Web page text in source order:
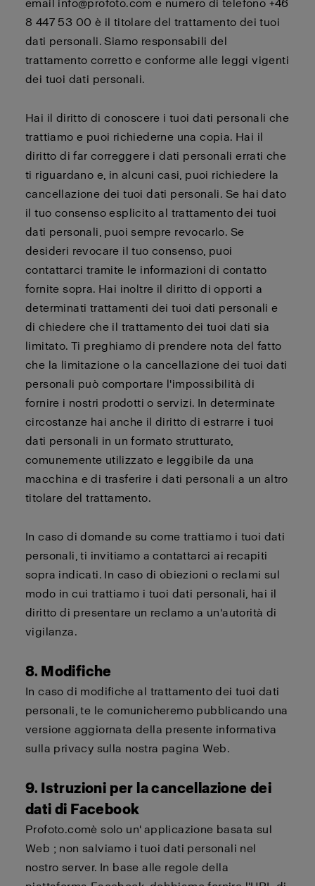
email info@profoto.com e numero di telefono +46
8 447 53 00 è il titolare del trattamento dei tuoi
dati personali. Siamo responsabili del
trattamento corretto e conforme alle leggi vigenti
dei tuoi dati personali.
Hai il diritto di conoscere i tuoi dati personali che
trattiamo e puoi richiederne una copia. Hai il
diritto di far correggere i dati personali errati che
ti riguardano e, in alcuni casi, puoi richiedere la
cancellazione dei tuoi dati personali. Se hai dato
il tuo consenso esplicito al trattamento dei tuoi
dati personali, puoi sempre revocarlo. Se
desideri revocare il tuo consenso, puoi
contattarci tramite le informazioni di contatto
fornite sopra. Hai inoltre il diritto di opporti a
determinati trattamenti dei tuoi dati personali e
di chiedere che il trattamento dei tuoi dati sia
limitato. Ti preghiamo di prendere nota del fatto
che la limitazione o la cancellazione dei tuoi dati
personali può comportare l'impossibilità di
fornire i nostri prodotti o servizi. In determinate
circostanze hai anche il diritto di estrarre i tuoi
dati personali in un formato strutturato,
comunemente utilizzato e leggibile da una
macchina e di trasferire i dati personali a un altro
titolare del trattamento.
In caso di domande su come trattiamo i tuoi dati
personali, ti invitiamo a contattarci ai recapiti
sopra indicati. In caso di obiezioni o reclami sul
modo in cui trattiamo i tuoi dati personali, hai il
diritto di presentare un reclamo a un'autorità di
vigilanza.
8. Modifiche
In caso di modifiche al trattamento dei tuoi dati
personali, te le comunicheremo pubblicando una
versione aggiornata della presente informativa
sulla privacy sulla nostra pagina Web.
9. Istruzioni per la cancellazione dei
dati di Facebook
Profoto.comè solo un' applicazione basata sul
Web ; non salviamo i tuoi dati personali nel
nostro server. In base alle regole della